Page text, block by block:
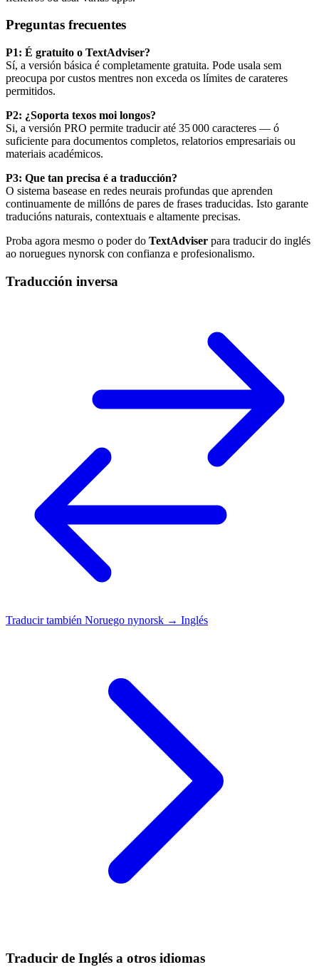
Preguntas frecuentes
P1: É gratuito o TextAdviser?
Sí, a versión básica é completamente gratuita. Pode usala sem
preocupa por custos mentres non exceda os límites de carateres
permitidos.
P2: ¿Soporta texos moi longos?
Si, a versión PRO permite traducir até 35 000 caracteres — ó
suficiente para documentos completos, relatorios empresariais ou
materiais académicos.
P3: Que tan precisa é a traducción?
O sistema basease en redes neurais profundas que aprenden
continuamente de millóns de pares de frases traducidas. Isto garante
traducións naturais, contextuais e altamente precisas.
Proba agora mesmo o poder do TextAdviser para traducir do inglés
ao noruegues nynorsk con confianza e profesionalismo.
Traducción inversa
Traducir también Noruego nynorsk → Inglés
Traducir de Inglés a otros idiomas